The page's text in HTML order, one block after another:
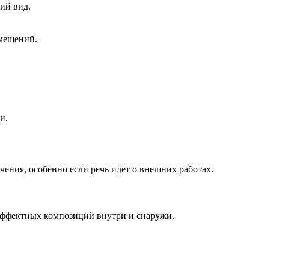
вид.
особенно если речь идет о внешних работах.
композиций внутри и снаружи.